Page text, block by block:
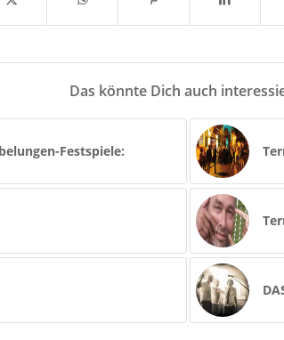
Das könnte Dich auch
Festspiele: